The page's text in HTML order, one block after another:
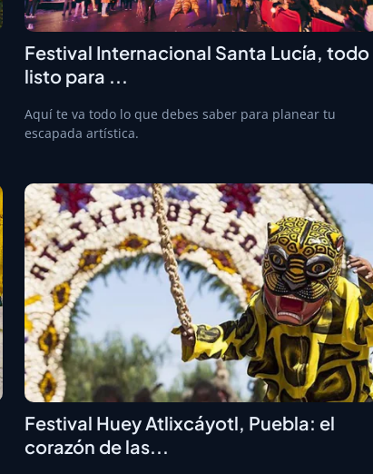
Festival Internacional Santa Lucía, todo
listo para ...
Aquí te va todo lo que debes saber para planear tu
escapada artística.
Festival Huey Atlixcáyotl, Puebla: el
corazón de las...